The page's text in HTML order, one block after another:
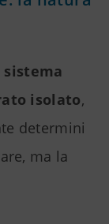
sistema
isolato,
determini
ma la